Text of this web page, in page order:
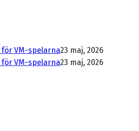
VM-spelarna23 maj, 2026
VM-spelarna23 maj, 2026